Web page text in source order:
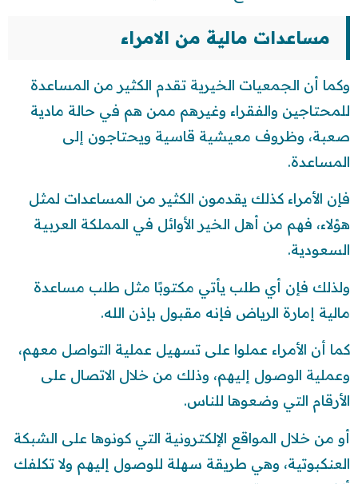
مساعدات مالية من الامراء
وكما أن الجمعيات الخيرية تقدم الكثير من المساعدة
للمحتاجين والفقراء وغيرهم ممن هم في حالة مادية
صعبة، وظروف معيشية قاسية ويحتاجون إلى
المساعدة.
فإن الأمراء كذلك يقدمون الكثير من المساعدات لمثل
هؤلاء، فهم من أهل الخير الأوائل في المملكة العربية
السعودية.
ولذلك فإن أي طلب يأتي مكتوبًا مثل طلب مساعدة
مالية إمارة الرياض فإنه مقبول بإذن الله.
كما أن الأمراء عملوا على تسهيل عملية التواصل معهم،
وعملية الوصول إليهم، وذلك من خلال الاتصال على
الأرقام التي وضعوها للناس.
أو من خلال المواقع الإلكترونية التي كونوها على الشبكة
العنكبوتية، وهي طريقة سهلة للوصول إليهم ولا تكلفك